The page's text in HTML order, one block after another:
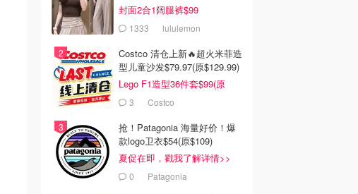
封面2合1阔腿裤$99
1333 lululemon
Costco 清仓上新🔥超火米菲造
型儿童沙发$79.97(原$129.99)
Lego F1造型36件套$99(原
$159)
3 Costco
抢！Patagonia 海量好价！爆
款logo卫衣$54(原$109)
夏促在即，戳我了解详情>>
0 Patagonia